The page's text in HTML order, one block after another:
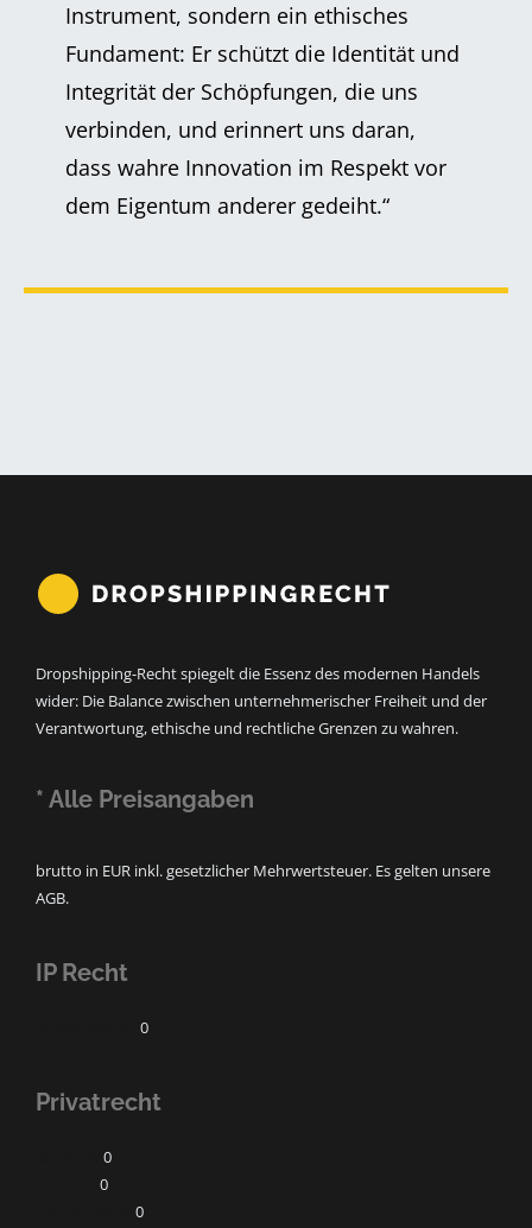
Instrument, sondern ein ethisches
Fundament: Er schützt die Identität und
Integrität der Schöpfungen, die uns
verbinden, und erinnert uns daran,
dass wahre Innovation im Respekt vor
dem Eigentum anderer gedeiht.“
Dropshipping-Recht spiegelt die Essenz des modernen Handels
wider: Die Balance zwischen unternehmerischer Freiheit und der
Verantwortung, ethische und rechtliche Grenzen zu wahren.
* Alle Preisangaben
brutto in EUR inkl. gesetzlicher Mehrwertsteuer. Es gelten unsere
AGB.
IP Recht
0
Privatrecht
0
0
0